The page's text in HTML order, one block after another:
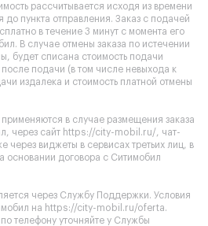
рассчитывается исходя из времени
до пункта отправления. Заказ с подачей
в течение 3 минут с момента его
В случае отмены заказа по истечении
будет списана стоимость подачи
подачи (в том числе невыхода к
издалека и стоимость платной отмены
в случае размещения заказа
через сайт https://city-mobil.ru/ , чат-
через виджеты в сервисах третьих лиц, в
основании договора с Ситимобил
через Службу Поддержки. Условия
на https://city-mobil.ru/oferta.
телефону уточняйте у Службы